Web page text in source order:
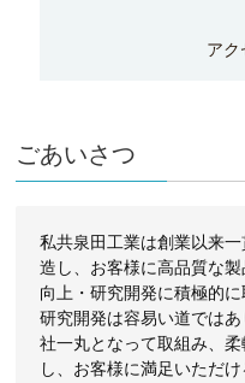
アク
ごあいさつ
私共泉田工業は創業以来
造し、お客様に高品質な
向上・研究開発に積極的
研究開発は容易い道では
社一丸となって取組み、
し、お客様に満足いただ